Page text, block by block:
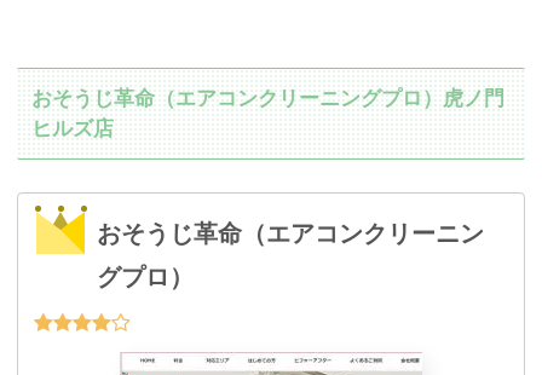
おそうじ革命（エアコンクリーニングプロ）虎ノ門
ヒルズ店
おそうじ革命（エアコンクリーニン
グプロ）